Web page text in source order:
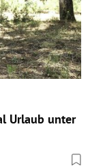
Urlaub unter